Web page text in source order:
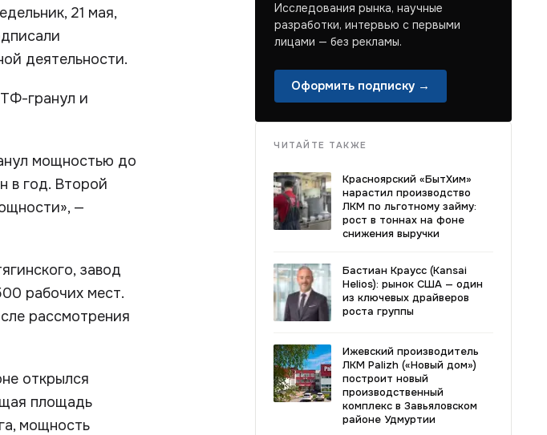
21 мая,
деятельности.
гранул и
мощностью до
в год. Второй
—
завод
рабочих мест.
рассмотрения
открылся
площадь
мощность
Исследования рынка, научные
разработки, интервью с первыми
лицами — без рекламы.
Оформить подписку →
ЧИТАЙТЕ ТАКЖЕ
Красноярский «БытХим»
нарастил производство
ЛКМ по льготному займу:
рост в тоннах на фоне
снижения выручки
Бастиан Краусс (Kansai
Helios): рынок США — один
из ключевых драйверов
роста группы
Ижевский производитель
ЛКМ Palizh («Новый дом»)
построит новый
производственный
комплекс в Завьяловском
районе Удмуртии